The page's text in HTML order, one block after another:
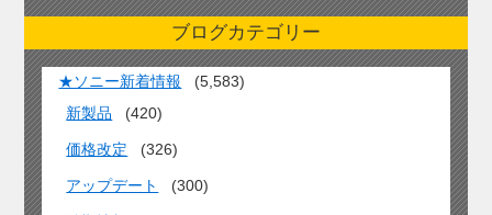
ブログカテゴリー
★ソニー新着情報
(5,583)
新製品
(420)
価格改定 (326)
アップデート (300)